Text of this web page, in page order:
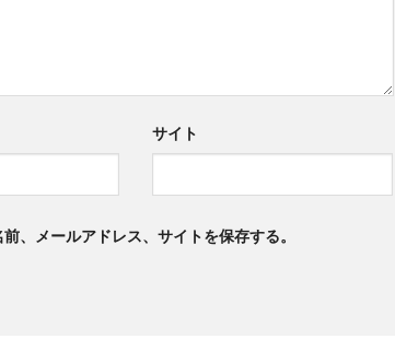
サイト
、メールアドレス、サイトを保存する。